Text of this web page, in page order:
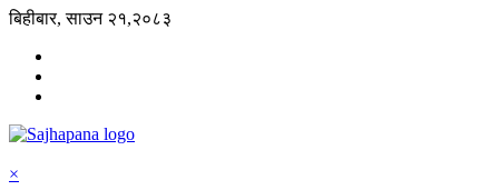
बिहीबार, साउन २१,२०८३
×